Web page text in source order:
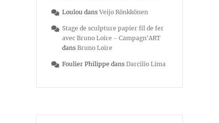
Loulou dans Veijo Rönkkönen
Stage de sculpture papier fil de fer
avec Bruno Loire - Campagn'ART
dans Bruno Loire
Foulier Philippe dans Darcilio Lima